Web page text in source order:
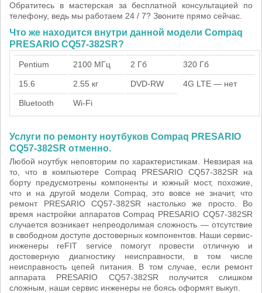
Обратитесь в мастерская за бесплатной консультацией по
телефону, ведь мы работаем 24 / 7? Звоните прямо сейчас.
Что же находится внутри данной модели Compaq
PRESARIO CQ57-382SR?
Pentium 2100 МГц 2 Гб 320 Гб
15.6 2.55 кг DVD-RW 4G LTE — нет
Bluetooth Wi-Fi
Услуги по ремонту ноутбуков Compaq PRESARIO
CQ57-382SR отменно.
Любой ноутбук неповторим по характеристикам. Невзирая на
то, что в компьютере Compaq PRESARIO CQ57-382SR на
борту предусмотрены компоненты и южный мост, похожие,
что и на другой модели Compaq, это вовсе не значит, что
ремонт PRESARIO CQ57-382SR настолько же просто. Во
время настройки аппаратов Compaq PRESARIO CQ57-382SR
случается возникает непреодолимая сложность — отсутствие
в свободном доступе достоверных компонентов. Наши сервис-
инженеры reFIT service помогут провести отличную и
достоверную диагностику неисправности, в том числе
неисправность цепей питания. В том случае, если ремонт
аппарата PRESARIO CQ57-382SR получится слишком
сложным, наши сервис инженеры не боясь оформят выкуп.